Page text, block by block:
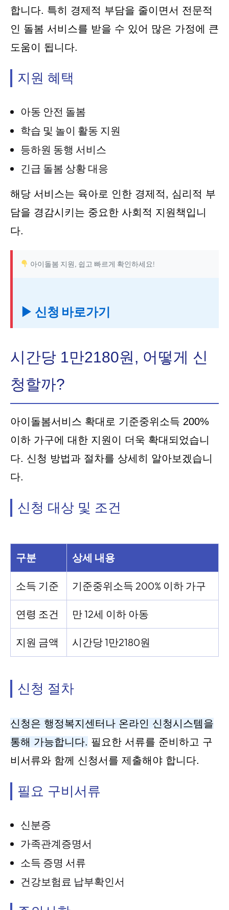
합니다. 특히 경제적 부담을 줄이면서 전문적
인 돌봄 서비스를 받을 수 있어 많은 가정에 큰
도움이 됩니다.
지원 혜택
아동 안전 돌봄
학습 및 놀이 활동 지원
등하원 동행 서비스
긴급 돌봄 상황 대응
해당 서비스는 육아로 인한 경제적, 심리적 부
담을 경감시키는 중요한 사회적 지원책입니
다.
아이돌봄 지원, 쉽고 빠르게 확인하세요!
▶ 신청 바로가기
시간당 1만2180원, 어떻게 신
청할까?
아이돌봄서비스 확대로 기준중위소득 200%
이하 가구에 대한 지원이 더욱 확대되었습니
다. 신청 방법과 절차를 상세히 알아보겠습니
다.
신청 대상 및 조건
구분 상세 내용
소득 기준 기준중위소득 200% 이하 가구
연령 조건 만 12세 이하 아동
지원 금액 시간당 1만2180원
신청 절차
신청은 행정복지센터나 온라인 신청시스템을
통해 가능합니다. 필요한 서류를 준비하고 구
비서류와 함께 신청서를 제출해야 합니다.
필요 구비서류
신분증
가족관계증명서
소득 증명 서류
건강보험료 납부확인서